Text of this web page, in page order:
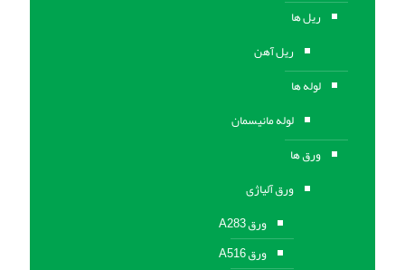
ریل ها
ریل آهن
لوله ها
لوله مانیسمان
ورق ها
ورق آلیاژی
ورق A283
ورق A516